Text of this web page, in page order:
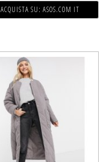
ACQUISTA SU: ASOS.COM IT